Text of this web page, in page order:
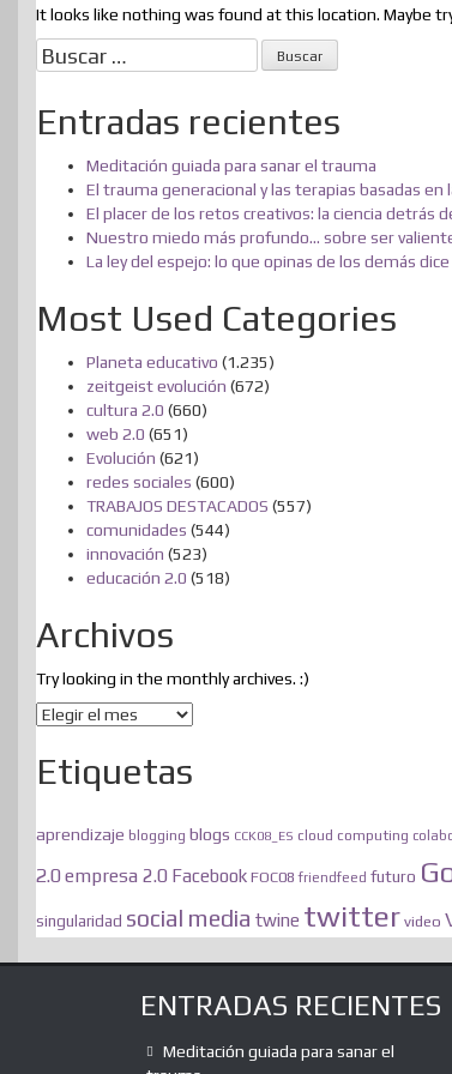
It looks like nothing was found at this location. Maybe
Buscar:
Entradas recientes
Meditación guiada para sanar el trauma
El trauma generacional y las terapias basadas en
El placer de los retos creativos: la ciencia detrás
Nuestro miedo más profundo… sobre ser
La ley del espejo: lo que opinas de los demás
Most Used Categories
Planeta educativo (1.235)
zeitgeist evolución (672)
cultura 2.0 (660)
web 2.0 (651)
Evolución (621)
redes sociales (600)
TRABAJOS DESTACADOS (557)
comunidades (544)
innovación (523)
educación 2.0 (518)
Archivos
Try looking in the monthly archives. :)
Archivos
Etiquetas
aprendizaje blogging blogs CCK08_ES cloud computing
2.0empresa 2.0 Facebook FOC08 friendfeed futuro
singularidad social media twine twitter video
ENTRADAS RECIENTES
Meditación guiada para sanar el